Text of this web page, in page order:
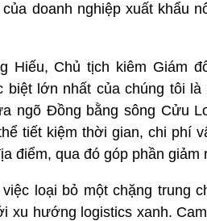
doanh nghiệp xuất khẩu
Hiếu, Chủ tịch kiêm Giám
biệt lớn nhất của chúng tôi
ngõ Đồng bằng sông Cửu
tiết kiệm thời gian, chi phí
điểm, qua đó góp phần
loại bỏ một chặng trung
xu hướng logistics xanh.